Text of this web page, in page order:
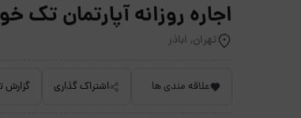
اجاره روزانه آپارتمان تک خواب
تهران, اباذر
علاقه مندی ها اشتراک گذاری گزارش